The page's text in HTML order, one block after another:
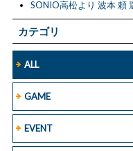
カテゴリ
ALL
GAME
EVENT
SONIO高松より 波本 頼